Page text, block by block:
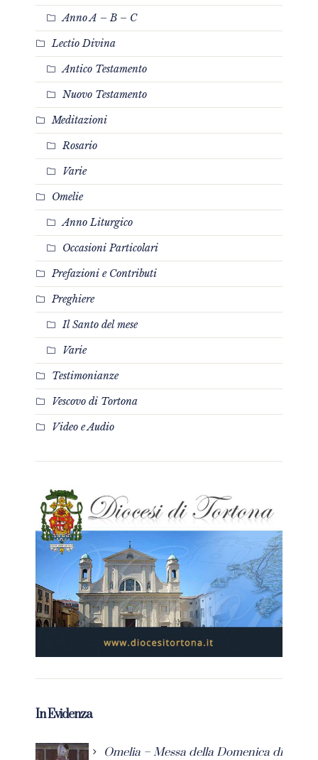
Anno A – B – C
Lectio Divina
Antico Testamento
Nuovo Testamento
Meditazioni
Rosario
Varie
Omelie
Anno Liturgico
Occasioni Particolari
Prefazioni e Contributi
Preghiere
Il Santo del mese
Varie
Testimonianze
Vescovo di Tortona
Video e Audio
In Evidenza
Omelia – Messa della Domenica di